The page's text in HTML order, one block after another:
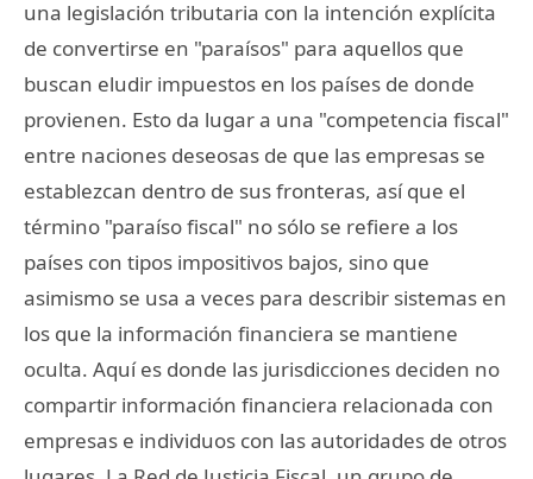
una legislación tributaria con la intención explícita
de convertirse en "paraísos" para aquellos que
buscan eludir impuestos en los países de donde
provienen. Esto da lugar a una "competencia fiscal"
entre naciones deseosas de que las empresas se
establezcan dentro de sus fronteras, así que el
término "paraíso fiscal" no sólo se refiere a los
países con tipos impositivos bajos, sino que
asimismo se usa a veces para describir sistemas en
los que la información financiera se mantiene
oculta. Aquí es donde las jurisdicciones deciden no
compartir información financiera relacionada con
empresas e individuos con las autoridades de otros